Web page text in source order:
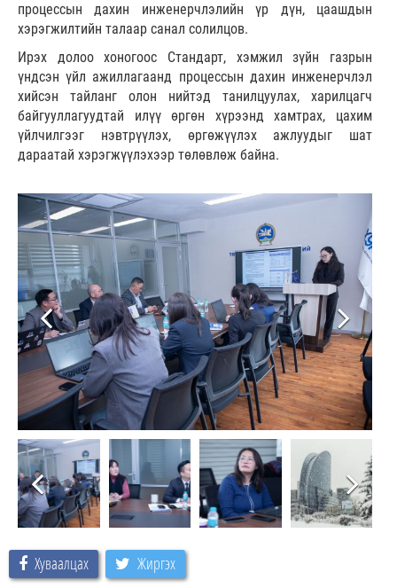
процессын дахин инженерчлэлийн үр дүн, цаашдын
хэрэгжилтийн талаар санал солилцов.
Ирэх долоо хоногоос Стандарт, хэмжил зүйн газрын
үндсэн үйл ажиллагаанд процессын дахин инженерчлэл
хийсэн тайланг олон нийтэд танилцуулах, харилцагч
байгууллагуудтай илүү өргөн хүрээнд хамтрах, цахим
үйлчилгээг нэвтрүүлэх, өргөжүүлэх ажлуудыг шат
дараатай хэрэгжүүлэхээр төлөвлөж байна.
Хуваалцах Жиргэх